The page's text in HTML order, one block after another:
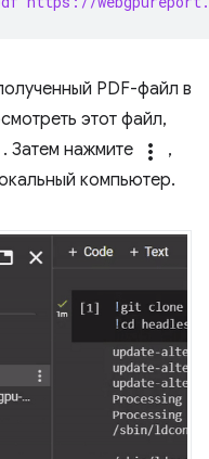
PDF-файл в
этот файл,
. Затем нажмите more_vert
,
компьютер.